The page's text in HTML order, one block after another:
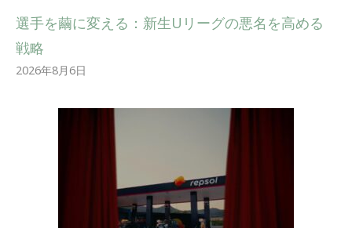
選手を繭に変える：新生Uリーグの悪名を高める
戦略
2026年8月6日